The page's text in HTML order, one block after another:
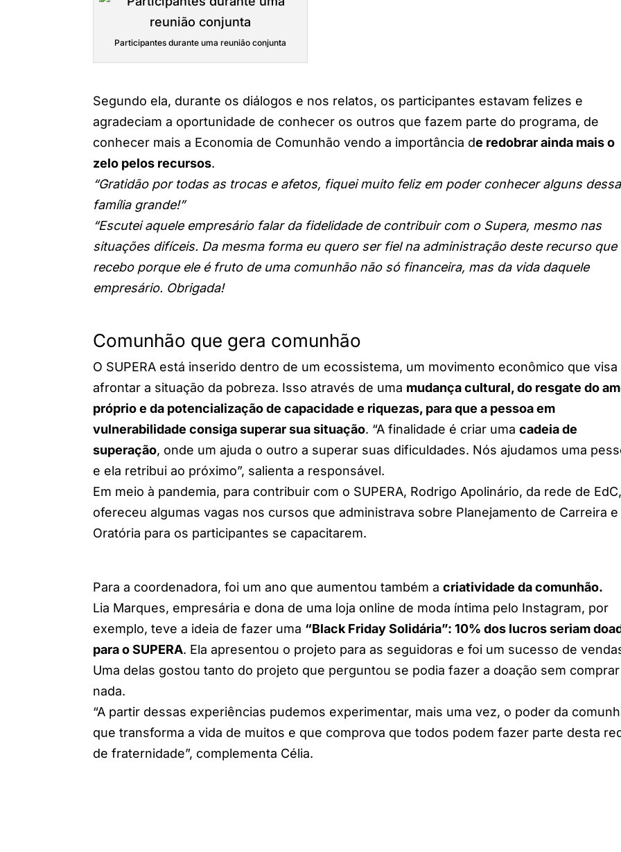
Participantes durante uma reunião conjunta
Segundo ela, durante os diálogos e nos relatos, os participantes estavam felizes e
agradeciam a oportunidade de conhecer os outros que fazem parte do programa, de
conhecer mais a Economia de Comunhão vendo a importância de redobrar ainda mais o
zelo pelos recursos.
“Gratidão por todas as trocas e afetos, fiquei muito feliz em poder conhecer alguns dessa
família grande!”
“Escutei aquele empresário falar da fidelidade de contribuir com o Supera, mesmo nas
situações difíceis. Da mesma forma eu quero ser fiel na administração deste recurso que
recebo porque ele é fruto de uma comunhão não só financeira, mas da vida daquele
empresário. Obrigada!
Comunhão que gera comunhão
O SUPERA está inserido dentro de um ecossistema, um movimento econômico que visa
afrontar a situação da pobreza. Isso através de uma mudança cultural, do resgate do
próprio e da potencialização de capacidade e riquezas, para que a pessoa em
vulnerabilidade consiga superar sua situação. “A finalidade é criar umacadeia de
superação, onde um ajuda o outro a superar suas dificuldades. Nós ajudamos uma
e ela retribui ao próximo”, salienta a responsável.
Em meio à pandemia, para contribuir com o SUPERA, Rodrigo Apolinário, da rede de
ofereceu algumas vagas nos cursos que administrava sobre Planejamento de Carreira e
Oratória para os participantes se capacitarem.
Para a coordenadora, foi um ano que aumentou também acriatividade da comunhão.
Lia Marques, empresária e dona de uma loja online de moda íntima pelo Instagram, por
exemplo, teve a ideia de fazer uma “Black Friday Solidária”: 10% dos lucros seriam
para o SUPERA. Ela apresentou o projeto para as seguidoras e foi um sucesso de
Uma delas gostou tanto do projeto que perguntou se podia fazer a doação sem comprar
nada.
“A partir dessas experiências pudemos experimentar, mais uma vez, o poder da
que transforma a vida de muitos e que comprova que todos podem fazer parte desta
de fraternidade”, complementa Célia.